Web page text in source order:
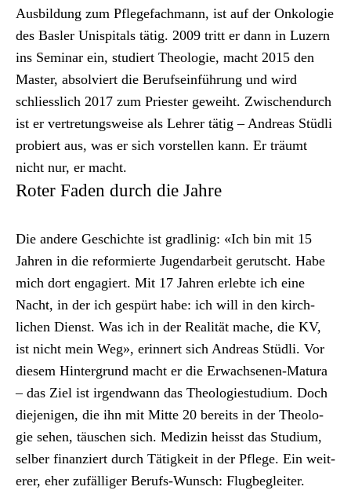
Aus­bil­dung zum Pflege­fach­mann, ist auf der Onkolo­gie
des Basler Unispi­tals tätig. 2009 tritt er dann in Luzern
ins Sem­i­nar ein, studiert The­olo­gie, macht 2015 den
Mas­ter, absolviert die Beruf­se­in­führung und wird
schliesslich 2017 zum Priester gewei­ht. Zwis­chen­durch
ist er vertre­tungsweise als Lehrer tätig – Andreas Stüdli
pro­biert aus, was er sich vorstellen kann. Er träumt
nicht nur, er macht.
Roter Faden durch die Jahre
Die andere Geschichte ist gradlin­ig: «Ich bin mit 15
Jahren in die reformierte Jugen­dar­beit gerutscht. Habe
mich dort engagiert. Mit 17 Jahren erlebte ich eine
Nacht, in der ich gespürt habe: ich will in den kirch­
lichen Dienst. Was ich in der Real­ität mache, die KV,
ist nicht mein Weg», erin­nert sich Andreas Stüdli. Vor
diesem Hin­ter­grund macht er die Erwach­se­nen-Matu­ra
– das Ziel ist irgend­wann das The­olo­gi­es­tudi­um. Doch
diejeni­gen, die ihn mit Mitte 20 bere­its in der The­olo­
gie sehen, täuschen sich. Medi­zin heisst das Studi­um,
sel­ber finanziert durch Tätigkeit in der Pflege. Ein weit­
er­er, eher zufäl­liger Berufs-Wun­sch: Flug­be­gleit­er.